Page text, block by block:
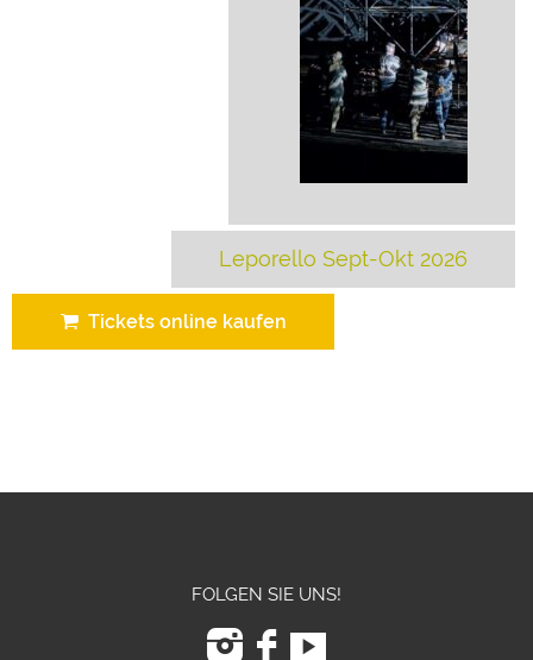
Leporello Sept-Okt 2026
Tickets online kaufen
FOLGEN SIE UNS!